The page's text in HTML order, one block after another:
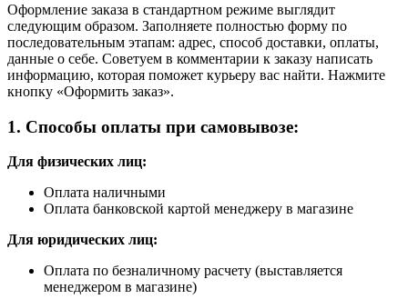
Оформление заказа в стандартном режиме выглядит
следующим образом. Заполняете полностью форму по
последовательным этапам: адрес, способ доставки, оплаты,
данные о себе. Советуем в комментарии к заказу написать
информацию, которая поможет курьеру вас найти. Нажмите
кнопку «Оформить заказ».
1. Способы оплаты при самовывозе:
Для физических лиц:
Оплата наличными
Оплата банковской картой менеджеру в магазине
Для юридических лиц:
Оплата по безналичному расчету (выставляется
менеджером в магазине)